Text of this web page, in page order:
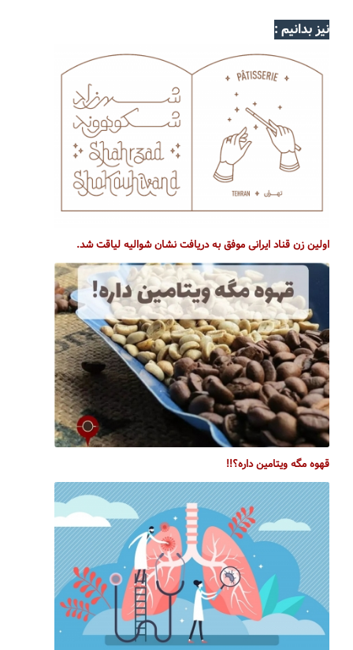
نیز بدانیم :
اولین زن قناد ایرانی موفق به دریافت نشان شوالیه لیاقت شد.
قهوه مگه ویتامین داره؟!!